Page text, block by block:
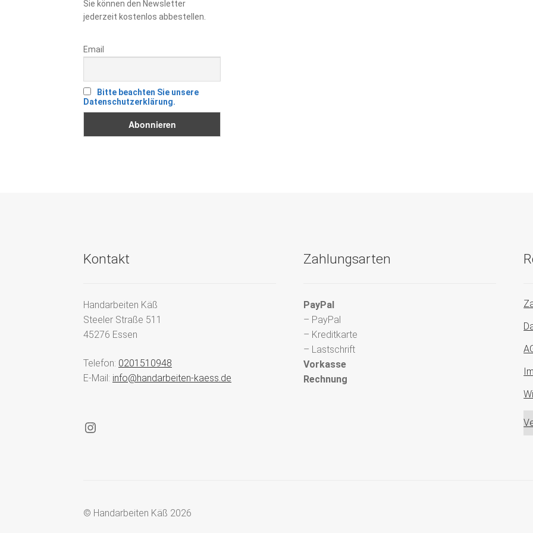
Sie können den Newsletter
jederzeit kostenlos abbestellen.
Email
Bitte beachten Sie unsere
Datenschutzerklärung.
Kontakt
Handarbeiten Käß
Steeler Straße 511
45276 Essen
Telefon: 0201510948
E-Mail: info@handarbeiten-kaess.de
Instagram
Zahlungsarten
PayPal
– PayPal
– Kreditkarte
– Lastschrift
Vorkasse
Rechnung
© Handarbeiten Käß 2026